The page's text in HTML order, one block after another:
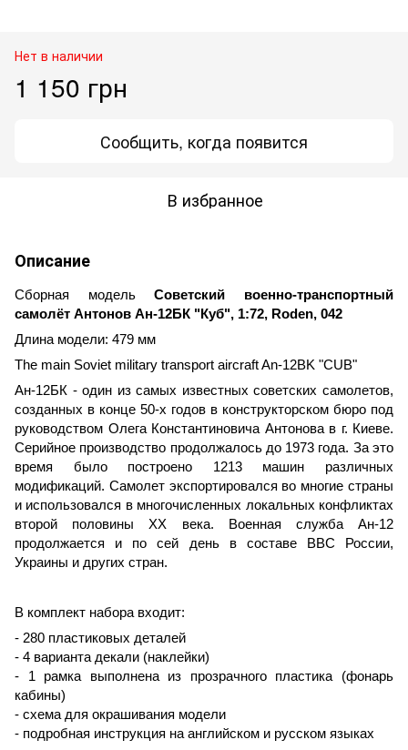
Нет в наличии
1 150 грн
Сообщить, когда появится
В избранное
Описание
Сборная модельСоветский военно-транспортный
самолёт Антонов Ан-12БК "Куб", 1:72, Roden, 042
Длина модели: 479 мм
The main Soviet military transport aircraft An-12BK "CUB"
Ан-12БК - один из самых известных советских самолетов,
созданных в конце 50-х годов в конструкторском бюро под
руководством Олега Константиновича Антонова в г. Киеве.
Серийное производство продолжалось до 1973 года. За это
время было построено 1213 машин различных
модификаций. Самолет экспортировался во многие страны
и использовался в многочисленных локальных конфликтах
второй половины XX века. Военная служба Ан-12
продолжается и по сей день в составе ВВС России,
Украины и других стран.
В комплект набора входит:
- 280 пластиковых деталей
- 4 варианта декали (наклейки)
- 1 рамка выполнена из прозрачного пластика (фонарь
кабины)
- схема для окрашивания модели
- подробная инструкция на английском и русском языках